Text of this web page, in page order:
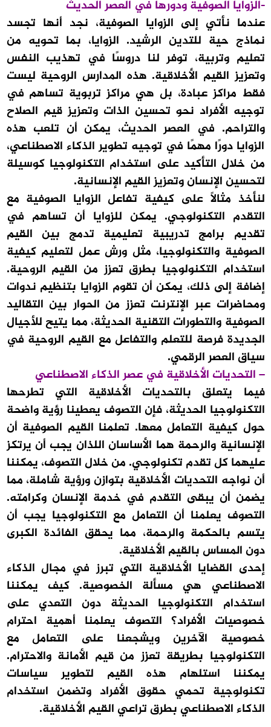
-الزوايا الصوفية ودورها في العصر الحديث
عندما نأتي إلى الزوايا الصوفية، نجد أنها تجسد
نماذج حية للتدين الرشيد. الزوايا، بما تحويه من
تعليم وتربية، توفر لنا دروسًا في تهذيب النفس
وتعزيز القيم الأخلاقية. هذه المدارس الروحية ليست
فقط مراكز عبادة، بل هي مراكز تربوية تساهم في
توجيه الأفراد نحو تحسين الذات وتعزيز قيم الصلاح
والتراحم. في العصر الحديث، يمكن أن تلعب هذه
الزوايا دورًا مهمًا في توجيه تطوير الذكاء الاصطناعي،
من خلال التأكيد على استخدام التكنولوجيا كوسيلة
لتحسين الإنسان وتعزيز القيم الإنسانية.
لنأخذ مثالاً على كيفية تفاعل الزوايا الصوفية مع
التقدم التكنولوجي. يمكن للزوايا أن تساهم في
تقديم برامج تدريبية تعليمية تدمج بين القيم
الصوفية والتكنولوجيا، مثل ورش عمل لتعليم كيفية
استخدام التكنولوجيا بطرق تعزز من القيم الروحية.
إضافة إلى ذلك، يمكن أن تقوم الزوايا بتنظيم ندوات
ومحاضرات عبر الإنترنت تعزز من الحوار بين التقاليد
الصوفية والتطورات التقنية الحديثة، مما يتيح للأجيال
الجديدة فرصة للتعلم والتفاعل مع القيم الروحية في
سياق العصر الرقمي.
– التحديات الأخلاقية في عصر الذكاء الاصطناعي
فيما يتعلق بالتحديات الأخلاقية التي تطرحها
التكنولوجيا الحديثة، فإن التصوف يعطينا رؤية واضحة
حول كيفية التعامل معها. تعلمنا القيم الصوفية أن
الإنسانية والرحمة هما الأساسان اللذان يجب أن يرتكز
عليهما كل تقدم تكنولوجي. من خلال التصوف، يمكننا
أن نواجه التحديات الأخلاقية بتوازن ورؤية شاملة، مما
يضمن أن يبقى التقدم في خدمة الإنسان وكرامته.
التصوف يعلمنا أن التعامل مع التكنولوجيا يجب أن
يتسم بالحكمة والرحمة، مما يحقق الفائدة الكبرى
دون المساس بالقيم الأخلاقية.
إحدى القضايا الأخلاقية التي تبرز في مجال الذكاء
الاصطناعي هي مسألة الخصوصية. كيف يمكننا
استخدام التكنولوجيا الحديثة دون التعدي على
خصوصيات الأفراد؟ التصوف يعلمنا أهمية احترام
خصوصية الآخرين ويشجعنا على التعامل مع
التكنولوجيا بطريقة تعزز من قيم الأمانة والاحترام.
يمكننا استلهام هذه القيم لتطوير سياسات
تكنولوجية تحمي حقوق الأفراد وتضمن استخدام
الذكاء الاصطناعي بطرق تراعي القيم الأخلاقية.